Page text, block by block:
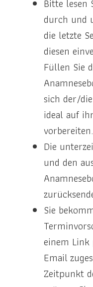
Bitte lesen
durch und
die letzte
diesen
Füllen Sie
sich der/
ideal auf
vorbereiten.
Die
und den
Sie
einem Link
Email
Zeitpunkt